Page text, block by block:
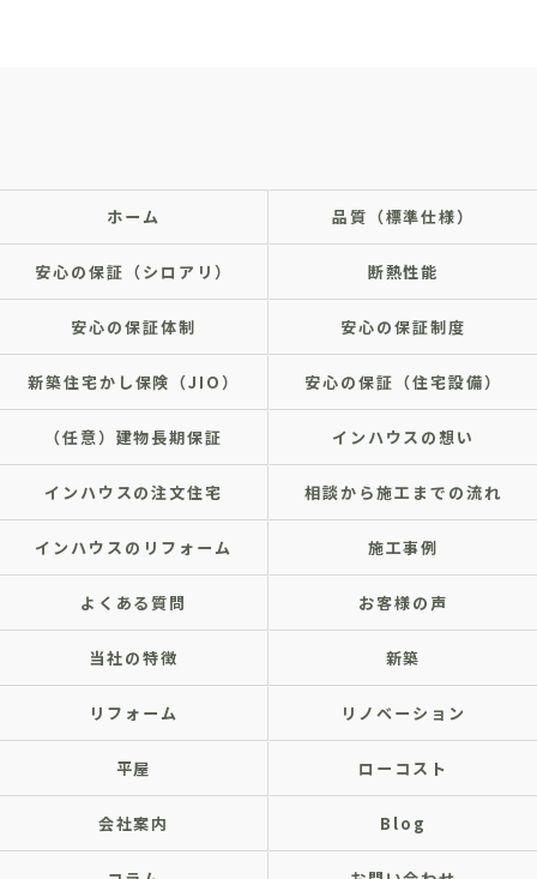
ホーム 品質（標準仕様）
安心の保証（シロアリ） 断熱性能
安心の保証体制 安心の保証制度
新築住宅かし保険（JIO） 安心の保証（住宅設備）
（任意）建物長期保証 インハウスの想い
インハウスの注文住宅 相談から施工までの流れ
インハウスのリフォーム 施工事例
よくある質問 お客様の声
当社の特徴 新築
リフォーム リノベーション
平屋 ローコスト
会社案内 Blog